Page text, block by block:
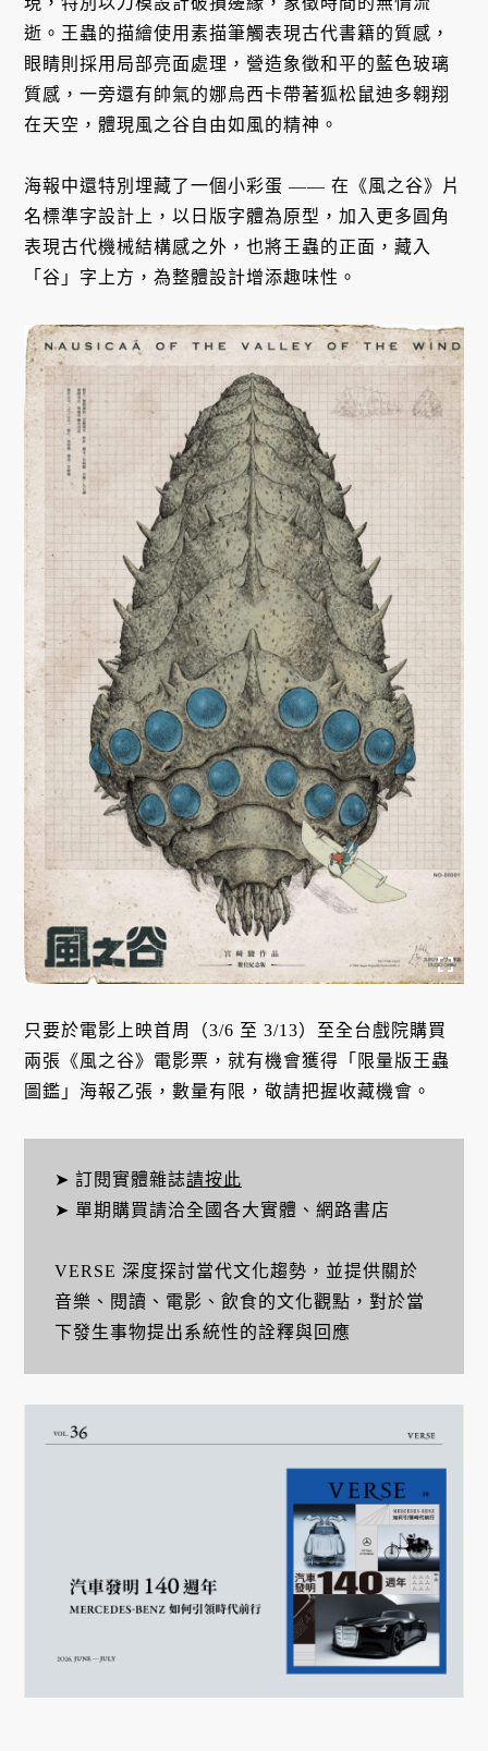
逝。王蟲的描繪使用素描筆觸表現古代書籍的質感，
眼睛則採用局部亮面處理，營造象徵和平的藍色玻璃
質感，一旁還有帥氣的娜烏西卡帶著狐松鼠迪多翱翔
在天空，體現風之谷自由如風的精神。
海報中還特別埋藏了一個小彩蛋 —— 在《風之谷》片
名標準字設計上，以日版字體為原型，加入更多圓角
表現古代機械結構感之外，也將王蟲的正面，藏入
「谷」字上方，為整體設計增添趣味性。
只要於電影上映首周（3/6 至 3/13）至全台戲院購買
兩張《風之谷》電影票，就有機會獲得「限量版王蟲
圖鑑」海報乙張，數量有限，敬請把握收藏機會。
➤ 訂閱實體雜誌請按此
➤ 單期購買請洽全國各大實體、網路書店
VERSE 深度探討當代文化趨勢，並提供關於
音樂、閱讀、電影、飲食的文化觀點，對於當
下發生事物提出系統性的詮釋與回應